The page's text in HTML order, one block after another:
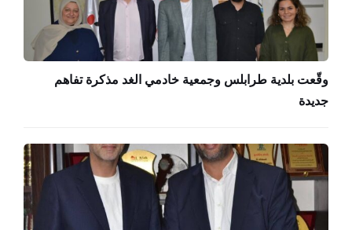
وقّعت بلدية طرابلس وجمعية خادمي الغد مذكرة تفاهم
جديدة